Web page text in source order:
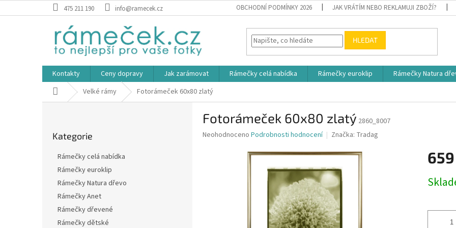
na
475 211 190 info@ramecek.cz OBCHODNÍ PODMÍNKY 2026 JAK VRÁTÍM NEBO REKLAMUJI ZBOŽÍ?
HLEDAT
Kontakty Ceny dopravy Jak zarámovat Rámečky celá nabídka Rámečky euroklip Rámečky Natura
Domů Velké rámy Fotorámeček 60x80 zlatý
kategorie
Kategorie
Rámečky celá nabídka
Rámečky euroklip
Rámečky Natura dřevo
Rámečky Anet
Rámečky dřevené
Rámečky dětské
Fotorámeček 60x80 zlatý 2860_8007
Průměrné
Neohodnoceno Podrobnosti hodnocení Značka: Tradag
cena: